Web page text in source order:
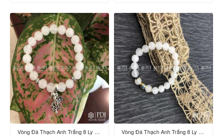
XEM CHI TIẾT XEM CHI TIẾT
Vòng Đá Thạch Anh Trắng 8 Ly Charm Bạc Thái
Vòng Đá Thạch Anh Trắng 8 Ly Charm Bạc